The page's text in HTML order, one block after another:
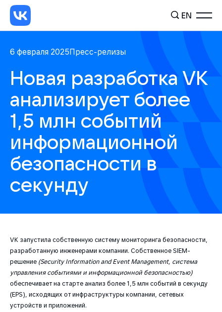
EN
6 февраля 2025 Пресс-релизы
Новая разработка VK
анализирует более
1,5 млн событий
информационной
безопасности в
секунду
VK запустила собственную систему мониторинга безопасности,
разработанную инженерами компании. Собственное SIEM-
решение (Security Information and Event Management, система
управления событиями и информационной безопасностью)
обеспечивает на старте анализ более 1,5 млн событий в секунду
(EPS), исходящих от инфраструктуры компании, сетевых
устройств и приложений.